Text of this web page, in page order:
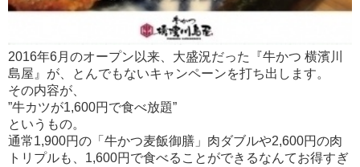
2016年6月のオープン以来、大盛況だった『牛かつ 横濱川
島屋』が、とんでもないキャンペーンを打ち出します。
その内容が、
”牛カツが1,600円で食べ放題”
というもの。
通常1,900円の「牛かつ麦飯御膳」肉ダブルや2,600円の肉
トリプルも、1,600円で食べることができるなんてお得すぎ